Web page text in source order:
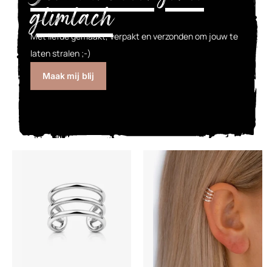
glimlach
Met liefde gemaakt, verpakt en verzonden om jouw te
laten stralen ;-)
Maak mij blij